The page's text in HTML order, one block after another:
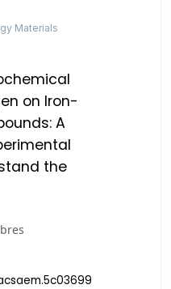
Materials
on Iron-
A
the